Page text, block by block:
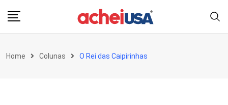
Home Colunas O Rei das Caipirinhas